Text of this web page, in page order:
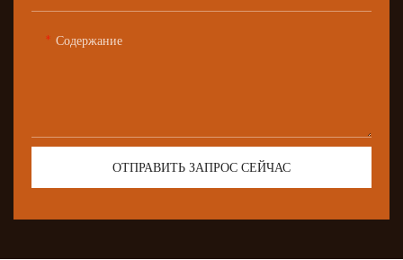
Содержание
ОТПРАВИТЬ ЗАПРОС СЕЙЧАС